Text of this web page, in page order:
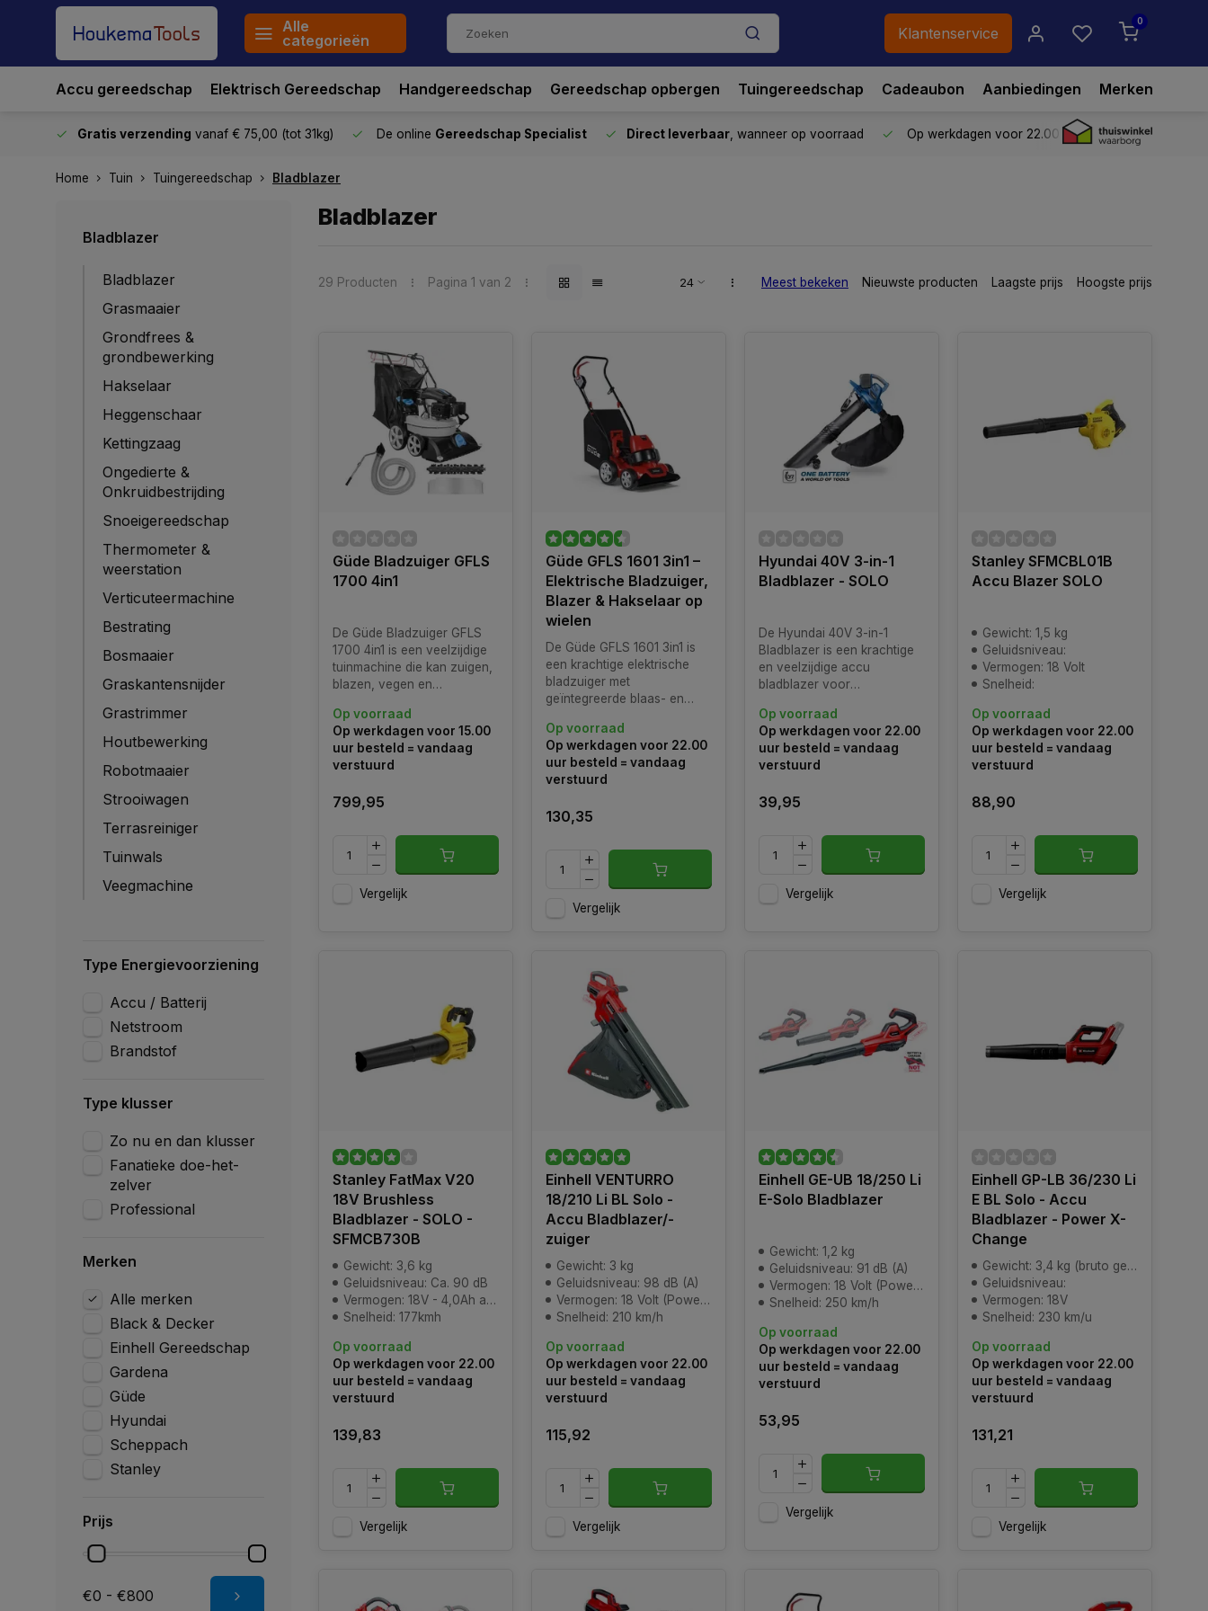
Alle
categorieën
Klantenservice
0
Accu gereedschap Elektrisch Gereedschap Handgereedschap Gereedschap opbergen Tuingereedschap Cadeaubon Aanbiedingen Merken
Gratis verzending vanaf € 75,00 (tot 31kg) De online Gereedschap Specialist Direct leverbaar , wanneer op voorraad Op werkdagen voor 22.00 uur besteld,vandaag
Home Tuin Tuingereedschap Bladblazer
Bladblazer
Bladblazer
Grasmaaier
Grondfrees &
grondbewerking
Hakselaar
Heggenschaar
Kettingzaag
Ongedierte &
Onkruidbestrijding
Snoeigereedschap
Thermometer &
weerstation
Verticuteermachine
Bestrating
Bosmaaier
Graskantensnijder
Grastrimmer
Houtbewerking
Robotmaaier
Strooiwagen
Terrasreiniger
Tuinwals
Veegmachine
Type Energievoorziening
Accu / Batterij
Netstroom
Brandstof
Type klusser
Zo nu en dan klusser
Fanatieke doe-het-
zelver
Professional
Merken
Alle merken
Black & Decker
Einhell Gereedschap
Gardena
Güde
Hyundai
Scheppach
Stanley
Prijs
€0 - €800
Bladblazer
29 Producten Pagina 1 van 2 Meest bekeken Nieuwste producten Laagste prijs Hoogste prijs
Güde Bladzuiger GFLS
1700 4in1
De Güde Bladzuiger GFLS
1700 4in1 is een veelzijdige
tuinmachine die kan zuigen,
blazen, vegen en
bladzuiger is uitgerust met
een 4-takt OHV
Powerengine motor met een
vermogen van 4,2 pk (3,1
van 173 cm³.
Op voorraad
Op werkdagen voor 15.00
uur besteld = vandaag
verstuurd
799,95
Vergelijk
Güde GFLS 1601 3in1 –
Elektrische Bladzuiger,
Blazer & Hakselaar op
wielen
De Güde GFLS 1601 3in1 is
een krachtige elektrische
bladzuiger met
geïntegreerde blaas- en
verrijdbare machine is
ontworpen voor het efficiënt
verwijderen van bladeren en
tuinafval
Op voorraad
Op werkdagen voor 22.00
uur besteld = vandaag
verstuurd
130,35
Vergelijk
Hyundai 40V 3-in-1
Bladblazer - SOLO
De Hyundai 40V 3-in-1
Bladblazer is een krachtige
en veelzijdige accu
bladblazer voor
particulier tuinonderhoud
Op voorraad
Op werkdagen voor 22.00
uur besteld = vandaag
verstuurd
39,95
Vergelijk
Stanley SFMCBL01B
Accu Blazer SOLO
Gewicht: 1,5 kg
Geluidsniveau:
Vermogen: 18 Volt
Snelheid:
Op voorraad
Op werkdagen voor 22.00
uur besteld = vandaag
verstuurd
88,90
Vergelijk
Stanley FatMax V20
18V Brushless
Bladblazer - SOLO -
SFMCB730B
Gewicht: 3,6 kg
Geluidsniveau: Ca. 90 dB
Vermogen: 18V - 4,0Ah accu
Snelheid: 177kmh
Op voorraad
Op werkdagen voor 22.00
uur besteld = vandaag
verstuurd
139,83
Vergelijk
Einhell VENTURRO
18/210 Li BL Solo -
Accu Bladblazer/-
zuiger
Gewicht: 3 kg
Geluidsniveau: 98 dB (A)
Vermogen: 18 Volt (Power-X-Change)
Snelheid: 210 km/h
Op voorraad
Op werkdagen voor 22.00
uur besteld = vandaag
verstuurd
115,92
Vergelijk
Einhell GE-UB 18/250 Li
E-Solo Bladblazer
Gewicht: 1,2 kg
Geluidsniveau: 91 dB (A)
Vermogen: 18 Volt (Power-X-Change)
Snelheid: 250 km/h
Op voorraad
Op werkdagen voor 22.00
uur besteld = vandaag
verstuurd
53,95
Vergelijk
Einhell GP-LB 36/230 Li
E BL Solo - Accu
Bladblazer - Power X-
Change
Gewicht: 3,4 kg (bruto gewicht)
Geluidsniveau:
Vermogen: 18V
Snelheid: 230 km/u
Op voorraad
Op werkdagen voor 22.00
uur besteld = vandaag
verstuurd
131,21
Vergelijk